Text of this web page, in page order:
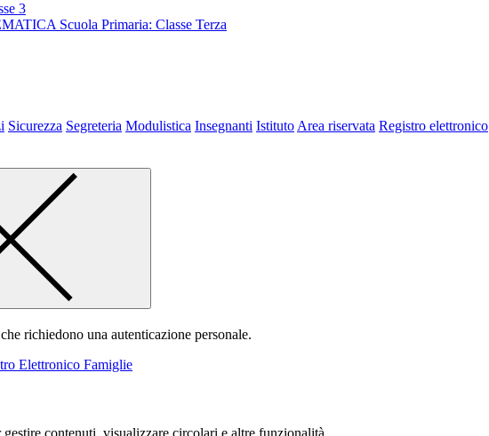
3
Scuola Primaria: Classe Terza
Sicurezza Segreteria Modulistica Insegnanti Istituto Area riservata Registro elettronico
richiedono una autenticazione personale.
Elettronico Famiglie
contenuti, visualizzare circolari e altre funzionalità.